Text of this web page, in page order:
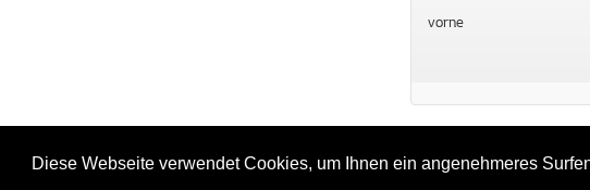
Diese Webseite verwendet Cookies, um Ihnen ein angenehmeres
Wagenfeldstr. 15
Fax:
0511-9847324